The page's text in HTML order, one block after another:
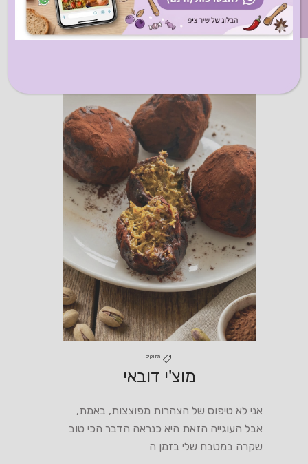
מתוקים
מוצ'י דובאי
אני לא טיפוס של הצהרות מפוצצות, באמת,
אבל העוגייה הזאת היא כנראה הדבר הכי טוב
שקרה במטבח שלי בזמן ה